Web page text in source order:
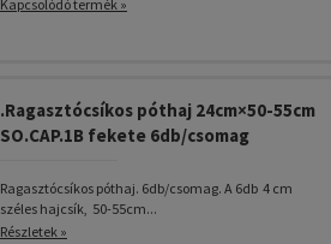
Kapcsolódó termék »
.Ragasztócsíkos póthaj 24cm×50-55cm
SO.CAP.1B fekete 6db/csomag
Ragasztócsíkos póthaj. 6db/csomag. A 6db 4 cm
széles hajcsík, 50-55cm...
Részletek »